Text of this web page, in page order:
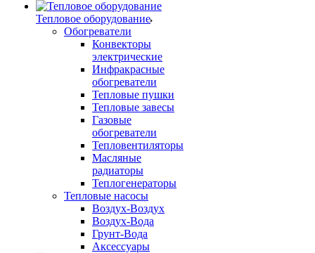
Тепловое оборудование
Обогреватели
Конвекторы
электрические
Инфракрасные
обогреватели
Тепловые пушки
Тепловые завесы
Газовые
обогреватели
Тепловентиляторы
Масляные
радиаторы
Теплогенераторы
Тепловые насосы
Воздух-Воздух
Воздух-Вода
Грунт-Вода
Аксессуары